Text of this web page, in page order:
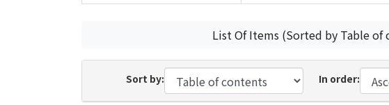
List Of Items (Sorted by Table of
Sort by: In order: